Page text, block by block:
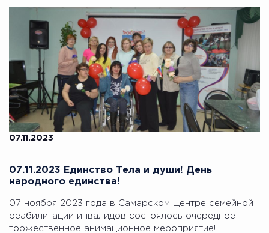
07.11.2023
07.11.2023 Единство Тела и души! День
народного единства!
07 ноября 2023 года в Самарском Центре семейной
реабилитации инвалидов состоялось очередное
торжественное анимационное мероприятие!